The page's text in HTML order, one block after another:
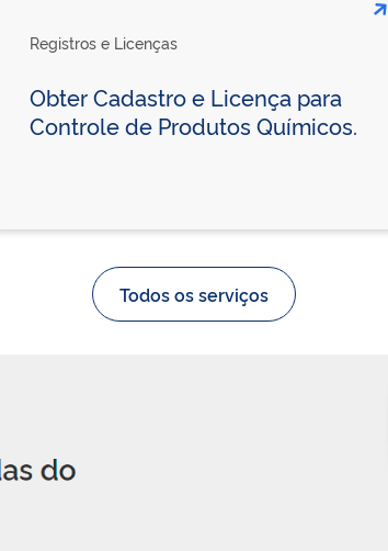
Registros e Licenças
Obter Cadastro e Licença para
Controle de Produtos Químicos.
Todos os serviços